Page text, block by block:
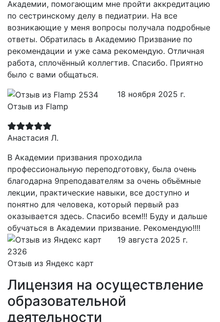
Академии, помогающим мне пройти аккредитацию
по сестринскому делу в педиатрии. На все
возникающие у меня вопросы получала подробные
ответы. Обратилась в Академию Призвание по
рекомендации и уже сама рекомендую. Отличная
работа, сплочённый коллегтив. Спасибо. Приятно
было с вами общаться.
Отзыв из Flamp
18 ноября 2025 г.
Анастасия Л.
В Академии призвания проходила
профессиональную переподготовку, была очень
благодарна 9преподавателям за очень объёмные
лекции, практические навыки, все доступно и
понятно для человека, который первый раз
оказывается здесь. Спасибо всем!!! Буду и дальше
обучаться в Академии призвание. Рекомендую!!!!
Отзыв из Яндекс карт
19 августа 2025 г.
Лицензия на осуществление
образовательной
деятельности